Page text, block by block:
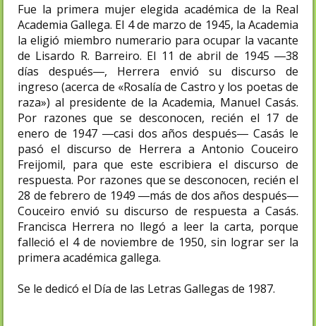
Fue la primera mujer elegida académica de la Real
Academia Gallega. El 4 de marzo de 1945, la Academia
la eligió miembro numerario para ocupar la vacante
de Lisardo R. Barreiro. El 11 de abril de 1945 ―38
días después―, Herrera envió su discurso de
ingreso (acerca de «Rosalía de Castro y los poetas de
raza») al presidente de la Academia, Manuel Casás.
Por razones que se desconocen, recién el 17 de
enero de 1947 ―casi dos años después― Casás le
pasó el discurso de Herrera a Antonio Couceiro
Freijomil, para que este escribiera el discurso de
respuesta. Por razones que se desconocen, recién el
28 de febrero de 1949 ―más de dos años después―
Couceiro envió su discurso de respuesta a Casás.
Francisca Herrera no llegó a leer la carta, porque
falleció el 4 de noviembre de 1950, sin lograr ser la
primera académica gallega.
Se le dedicó el Día de las Letras Gallegas de 1987.